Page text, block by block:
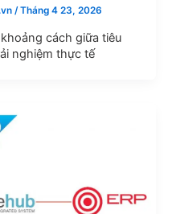
/Tháng 4 23, 2026
cách giữa tiêu
nghiệm thực tế